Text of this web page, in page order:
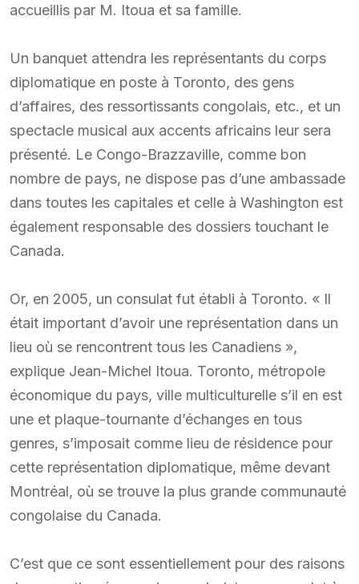
accueillis par M. Itoua et sa famille.
Un banquet attendra les représentants du corps
diplomatique en poste à Toronto, des gens
d’affaires, des ressortissants congolais, etc., et un
spectacle musical aux accents africains leur sera
présenté. Le Congo-Brazzaville, comme bon
nombre de pays, ne dispose pas d’une ambassade
dans toutes les capitales et celle à Washington est
également responsable des dossiers touchant le
Canada.
Or, en 2005, un consulat fut établi à Toronto. « Il
était important d’avoir une représentation dans un
lieu où se rencontrent tous les Canadiens »,
explique Jean-Michel Itoua. Toronto, métropole
économique du pays, ville multiculturelle s’il en est
une et plaque-tournante d’échanges en tous
genres, s’imposait comme lieu de résidence pour
cette représentation diplomatique, même devant
Montréal, où se trouve la plus grande communauté
congolaise du Canada.
C’est que ce sont essentiellement pour des raisons